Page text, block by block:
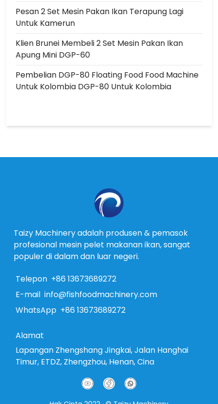
Pesan 2 Set Mesin Pakan Ikan Terapung Lagi
Untuk Kamerun
Klien Brunei Membeli 2 Set Mesin Pakan Ikan
Apung Mini DGP-60
Pembelian DGP-80 Floating Food Food Machine
Untuk Kolombia DGP-80 Untuk Kolombia
Taizy Machinery adalah produsen & pemasok
profesional mesin pelet makanan ikan, sangat
populer di dalam dan luar negeri.
Telepon +86 13673689272
E-mail info@fishfoodmachinery.com
WhatsApp +86 13673689272
Alamat
Lapangan Zhengshang Jingkai, Jalan Hanghai
Timur, ETDZ, Zhengzhou, Henan, Cina